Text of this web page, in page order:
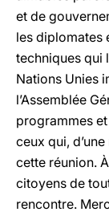
et de
les diplomates
techniques qui
Nations Unies
l’Assemblée
programmes
ceux qui,
cette réunion.
citoyens de
rencontre.